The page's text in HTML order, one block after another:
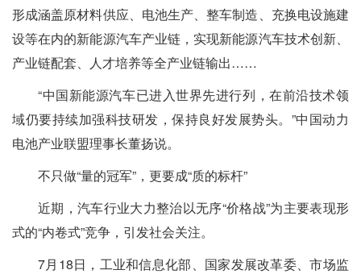
形成涵盖原材料供应、电池生产、整车制造、充换电设施建
设等在内的新能源汽车产业链，实现新能源汽车技术创新、
产业链配套、人才培养等全产业链输出……
“中国新能源汽车已进入世界先进行列，在前沿技术领
域仍要持续加强科技研发，保持良好发展势头。”中国动力
电池产业联盟理事长董扬说。
不只做“量的冠军”，更要成“质的标杆”
近期，汽车行业大力整治以无序“价格战”为主要表现形
式的“内卷式”竞争，引发社会关注。
7月18日，工业和信息化部、国家发展改革委、市场监